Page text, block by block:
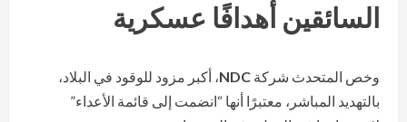
السائقين أهدافًا عسكرية
وخص المتحدث شركة NDC، أكبر مزود للوقود في البلاد،
بالتهديد المباشر، معتبرًا أنها “انضمت إلى قائمة الأعداء”